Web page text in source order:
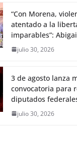
“Con Morena,
atentado a la
imparables”:
julio 30, 2026
3 de agosto lanza
convocatoria para
diputados
julio 30, 2026